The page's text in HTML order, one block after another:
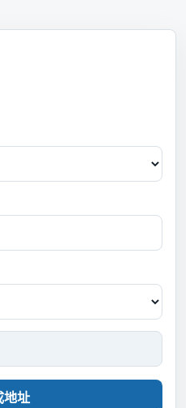
地址